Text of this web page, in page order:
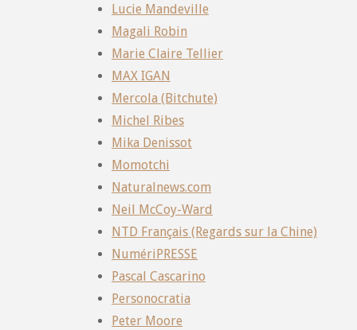
Lucie Mandeville
Magali Robin
Marie Claire Tellier
MAX IGAN
Mercola (Bitchute)
Michel Ribes
Mika Denissot
Momotchi
Naturalnews.com
Neil McCoy-Ward
NTD Français (Regards sur la Chine)
NumériPRESSE
Pascal Cascarino
Personocratia
Peter Moore